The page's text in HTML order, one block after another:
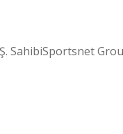
SahibiSportsnet